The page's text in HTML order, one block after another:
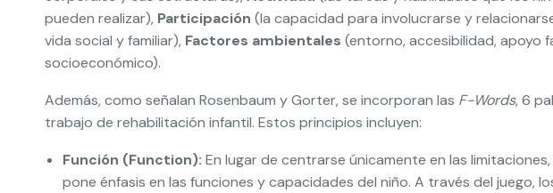
pueden realizar), Participación (la capacidad para involucrarse y
vida social y familiar), Factores ambientales (entorno, accesibilidad, apoyo
socioeconómico).
Además, como señalan Rosenbaum y Gorter, se incorporan las F-Words, 6
trabajo de rehabilitación infantil. Estos principios incluyen:
Función (Function): En lugar de centrarse únicamente en las limitaciones,
pone énfasis en las funciones y capacidades del niño. A través del juego,